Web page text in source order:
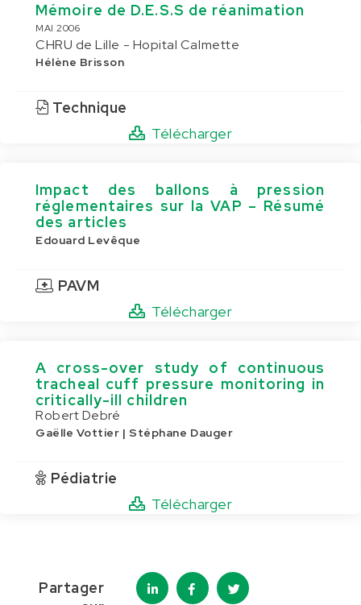
Mémoire de D.E.S.S de réanimation
MAI 2006
CHRU de Lille - Hopital Calmette
Hélène Brisson
Technique
Télécharger
Impact des ballons à pression
réglementaires sur la VAP – Résumé
des articles
Edouard Levêque
PAVM
Télécharger
A cross-over study of continuous
tracheal cuff pressure monitoring in
critically-ill children
Robert Debré
Gaëlle Vottier | Stéphane Dauger
Pédiatrie
Télécharger
Partager